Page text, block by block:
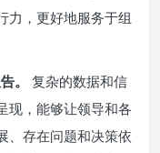
力，更好地服务于组
。
复杂的数据和信
现，能够让领导和各
、存在问题和决策依